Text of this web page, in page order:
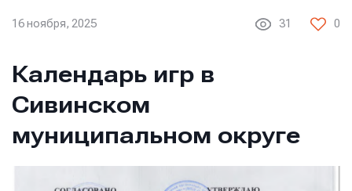
16 ноября, 2025 31 0
Календарь игр в
Сивинском
муниципальном округе